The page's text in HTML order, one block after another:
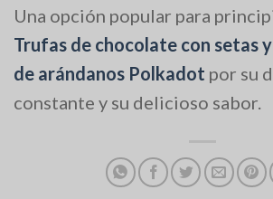
Una opción popular para
Trufas de chocolate con setas
de arándanos Polkadot por su
constante y su delicioso sabor.